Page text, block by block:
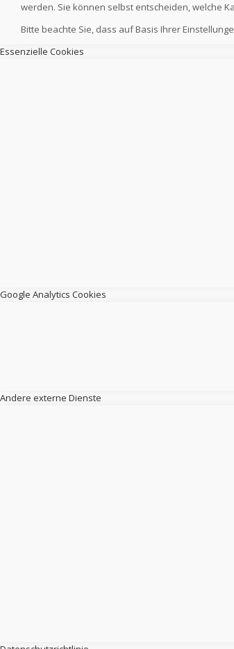
werden. Sie können selbst entscheiden, welche
Bitte beachte Sie, dass auf Basis Ihrer
Essenzielle Cookies
Google Analytics Cookies
Andere externe Dienste